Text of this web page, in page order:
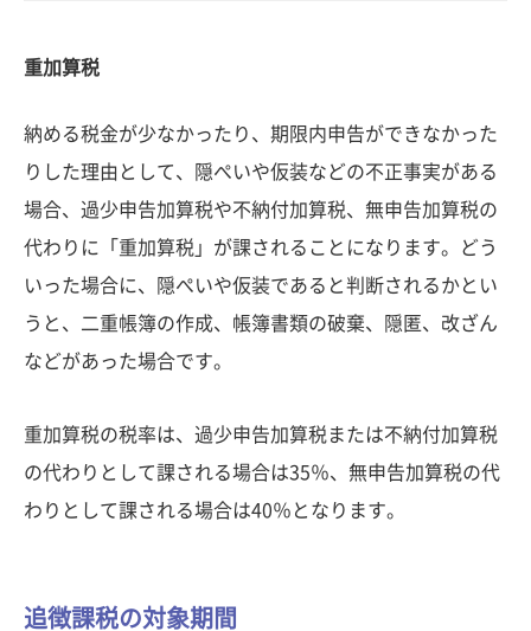
重加算税
納める税金が少なかったり、期限内申告ができなかった
りした理由として、隠ぺいや仮装などの不正事実がある
場合、過少申告加算税や不納付加算税、無申告加算税の
代わりに「重加算税」が課されることになります。どう
いった場合に、隠ぺいや仮装であると判断されるかとい
うと、二重帳簿の作成、帳簿書類の破棄、隠匿、改ざん
などがあった場合です。
重加算税の税率は、過少申告加算税または不納付加算税
の代わりとして課される場合は35％、無申告加算税の代
わりとして課される場合は40％となります。
追徴課税の対象期間